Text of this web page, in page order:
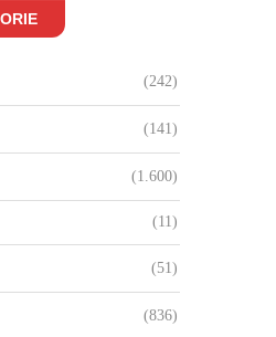
(242)
(141)
(1.600)
(11)
(51)
(836)